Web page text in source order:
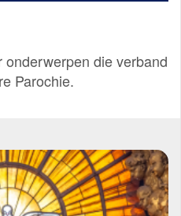
die verband
Parochie.